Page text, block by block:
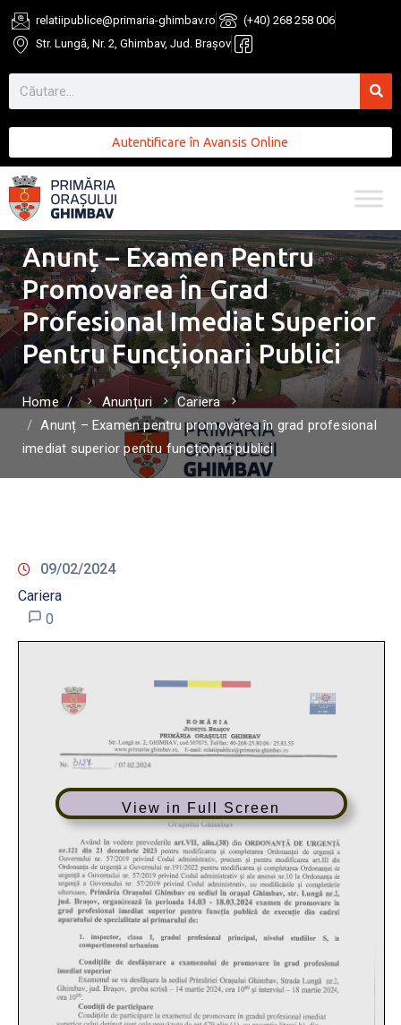
relatiipublice@primaria-ghimbav.ro
(+40) 268 258 006
Str. Lungă, Nr. 2, Ghimbav, Jud. Brașov
Autentificare în Avansis Online
Anunț – Examen Pentru
Promovarea În Grad
Profesional Imediat Superior
Pentru Funcționari Publici
Home Anunțuri
Cariera
Anunț – Examen pentru promovarea în grad profesional
imediat superior pentru funcționari publici
09/02/2024
Cariera
0
View in Full Screen